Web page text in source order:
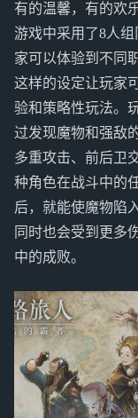
有的温馨，有的欢乐
游戏中采用了8人
家可以体验到不同
这样的设定让玩家
验和策略性玩法。
过发现魔物和强敌
多重攻击、前后卫
种角色在战斗中的
后，就能使魔物陷
同时也会受到更多
中的成败。